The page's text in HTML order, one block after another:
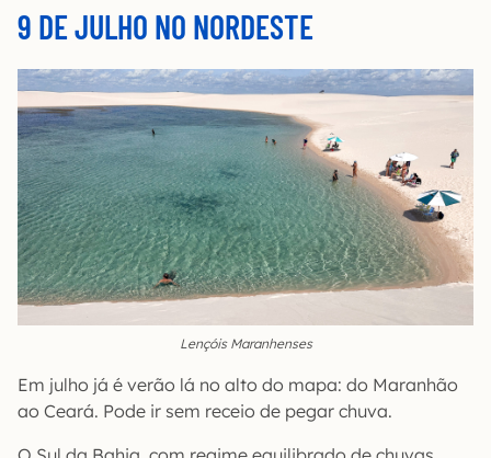
9 DE JULHO NO NORDESTE
Lençóis Maranhenses
Em julho já é verão lá no alto do mapa: do Maranhão
ao Ceará. Pode ir sem receio de pegar chuva.